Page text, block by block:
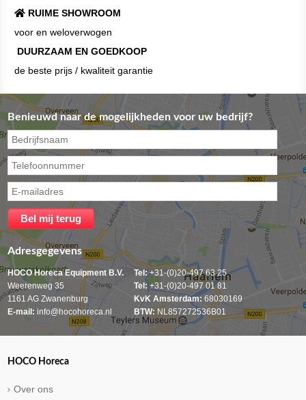
RUIME SHOWROOM
voor en weloverwogen
DUURZAAM EN GOEDKOOP
de beste prijs / kwaliteit garantie
Benieuwd naar de mogelijkheden voor uw bedrijf?
Adresgegevens
HOCO Horeca Equipment B.V.
Weerenweg 35
1161 AG Zwanenburg
E-mail: info@hocohoreca.nl
Tel:+31-(0)20-497 63 25
Tel:+31-(0)20-497 01 81
KvK Amsterdam: 68030169
BTW: NL857272536B01
HOCO Horeca
Over ons